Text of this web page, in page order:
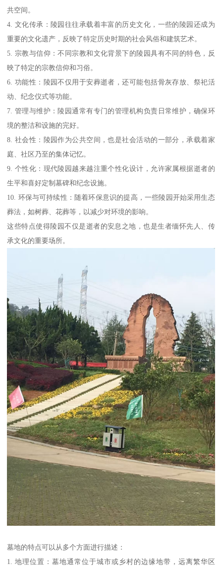
共空间。
4. 文化传承：陵园往往承载着丰富的历史文化，一些的陵园还成为
重要的文化遗产，反映了特定历史时期的社会风俗和建筑艺术。
5. 宗教与信仰：不同宗教和文化背景下的陵园具有不同的特色，反
映了特定的宗教信仰和习俗。
6. 功能性：陵园不仅用于安葬逝者，还可能包括骨灰存放、祭祀活
动、纪念仪式等功能。
7. 管理与维护：陵园通常有专门的管理机构负责日常维护，确保环
境的整洁和设施的完好。
8. 社会性：陵园作为公共空间，也是社会活动的一部分，承载着家
庭、社区乃至的集体记忆。
9. 个性化：现代陵园越来越注重个性化设计，允许家属根据逝者的
生平和喜好定制墓碑和纪念设施。
10. 环保与可持续性：随着环保意识的提高，一些陵园开始采用生态
葬法，如树葬、花葬等，以减少对环境的影响。
这些特点使得陵园不仅是逝者的安息之地，也是生者缅怀先人、传
承文化的重要场所。
墓地的特点可以从多个方面进行描述：
1. 地理位置：墓地通常位于城市或乡村的边缘地带，远离繁华区